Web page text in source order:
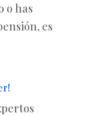
o has
es